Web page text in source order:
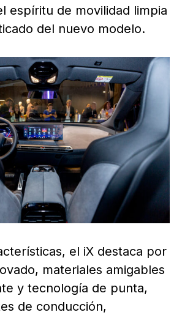
espíritu de movilidad limpia
del nuevo modelo.
el iX destaca por
materiales amigables
y tecnología de punta,
de conducción,